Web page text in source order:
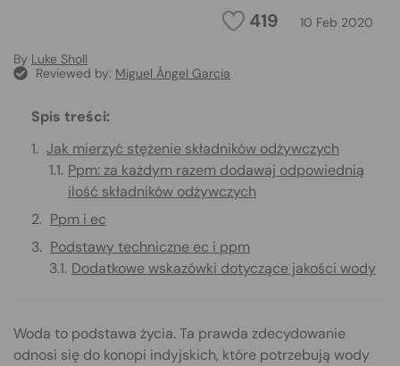
419 10 Feb 2020
By Luke Sholl
Reviewed by: Miguel Ángel Garcia
Spis treści:
Jak mierzyć stężenie składników odżywczych
Ppm: za każdym razem dodawaj odpowiednią
ilość składników odżywczych
Ppm i ec
Podstawy techniczne ec i ppm
Dodatkowe wskazówki dotyczące jakości wody
Woda to podstawa życia. Ta prawda zdecydowanie
odnosi się do konopi indyjskich, które potrzebują wody